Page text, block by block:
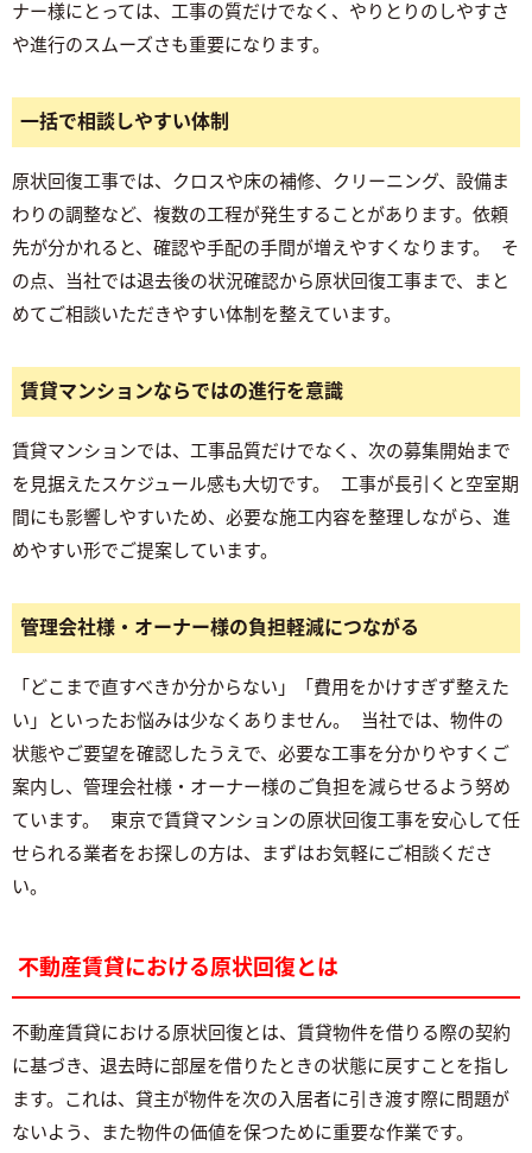
ナー様にとっては、工事の質だけでなく、やりとりのしやすさ
や進行のスムーズさも重要になります。
一括で相談しやすい体制
原状回復工事では、クロスや床の補修、クリーニング、設備ま
わりの調整など、複数の工程が発生することがあります。依頼
先が分かれると、確認や手配の手間が増えやすくなります。 そ
の点、当社では退去後の状況確認から原状回復工事まで、まと
めてご相談いただきやすい体制を整えています。
賃貸マンションならではの進行を意識
賃貸マンションでは、工事品質だけでなく、次の募集開始まで
を見据えたスケジュール感も大切です。 工事が長引くと空室期
間にも影響しやすいため、必要な施工内容を整理しながら、進
めやすい形でご提案しています。
管理会社様・オーナー様の負担軽減につながる
「どこまで直すべきか分からない」「費用をかけすぎず整えた
い」といったお悩みは少なくありません。 当社では、物件の
状態やご要望を確認したうえで、必要な工事を分かりやすくご
案内し、管理会社様・オーナー様のご負担を減らせるよう努め
ています。 東京で賃貸マンションの原状回復工事を安心して任
せられる業者をお探しの方は、まずはお気軽にご相談くださ
い。
不動産賃貸における原状回復とは
不動産賃貸における原状回復とは、賃貸物件を借りる際の契約
に基づき、退去時に部屋を借りたときの状態に戻すことを指し
ます。これは、貸主が物件を次の入居者に引き渡す際に問題が
ないよう、また物件の価値を保つために重要な作業です。